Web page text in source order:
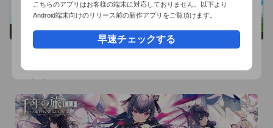
- シングルモードでは、1/30秒で描画します。
http://www.youtube.com/watch?v=1kJkWE-H_Zg
無料版（サインナーLITE）も配信しております。
おすすめ事前予約アプリ
こちらのアプリはお客様の端末に対応しておりません。以下より
Android端末向けのリリース前の新作アプリをご覧頂けます。
早速チェックする